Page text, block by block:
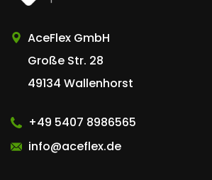
AceFlex GmbH
Große Str. 28
49134 Wallenhorst
+49 5407 8986565
info@aceflex.de